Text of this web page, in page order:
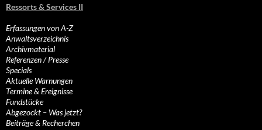
Ressorts & Services II
Erfassungen von A-Z
Anwaltsverzeichnis
Archivmaterial
Referenzen / Presse
Specials
Aktuelle Warnungen
Termine & Ereignisse
Fundstücke
Abgezockt – Was jetzt?
Beiträge & Recherchen